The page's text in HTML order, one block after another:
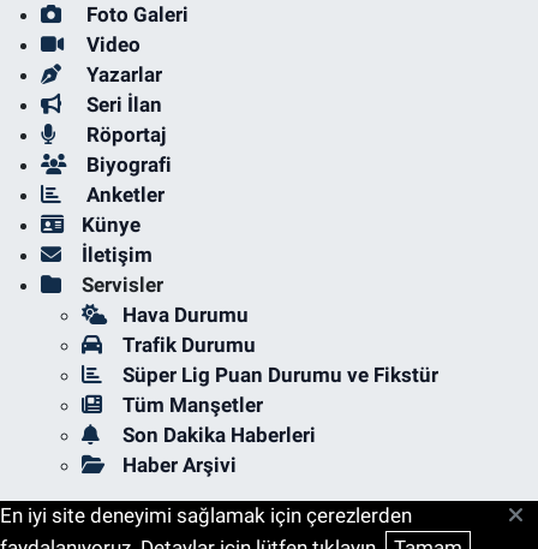
Foto Galeri
Video
Yazarlar
Seri İlan
Röportaj
Biyografi
Anketler
Künye
İletişim
Servisler
Hava Durumu
Trafik Durumu
Süper Lig Puan Durumu ve Fikstür
Tüm Manşetler
Son Dakika Haberleri
Haber Arşivi
En iyi site deneyimi sağlamak için çerezlerden